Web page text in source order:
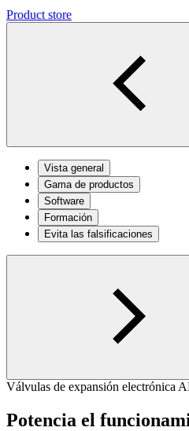
Product store
Vista general
Gama de productos
Software
Formación
Evita las falsificaciones
Válvulas de expansión electrónica
Potencia el